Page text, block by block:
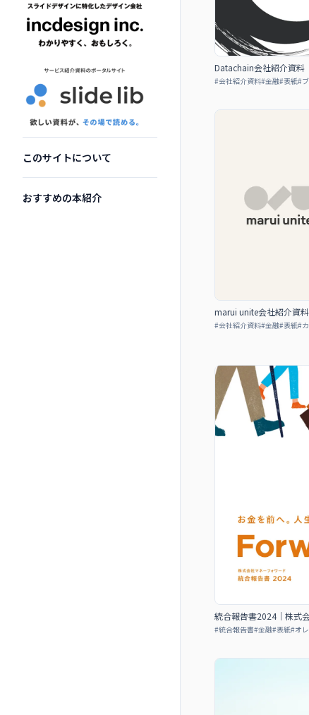
このサイトについて
おすすめの本紹介
Datachain会社紹介資料
#会社紹介資料#金融#表紙#
marui unite会社紹介資料
#会社紹介資料#金融#表紙#
統合報告書2024｜株式
#統合報告書#金融#表紙#オ